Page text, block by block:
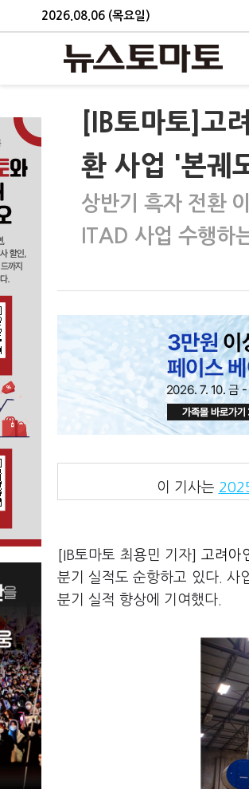
2026.08.06 (목요일)
[IB토마토]고
환 사업 '본궤
상반기 흑자 전환
ITAD 사업 수행하
이 기사는
[IB토마토 최용민 기자] 고려아
분기 실적도 순항하고 있다. 사
분기 실적 향상에 기여했다.